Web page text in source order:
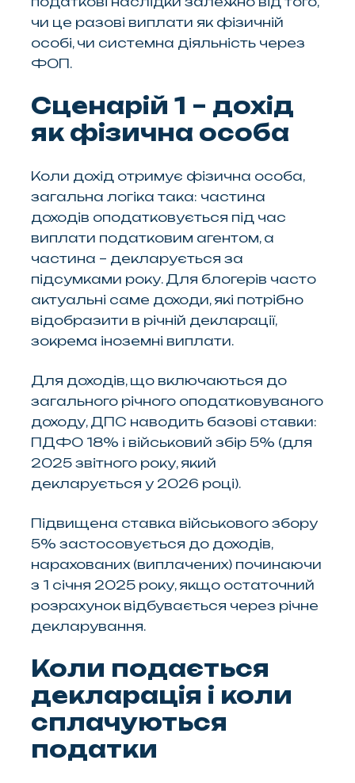
чи це разові виплати як фізичній
особі, чи системна діяльність через
ФОП.
Сценарій 1 – дохід
як фізична особа
Коли дохід отримує фізична особа,
загальна логіка така: частина
доходів оподатковується під час
виплати податковим агентом, а
частина – декларується за
підсумками року. Для блогерів часто
актуальні саме доходи, які потрібно
відобразити в річній декларації,
зокрема іноземні виплати.
Для доходів, що включаються до
загального річного оподатковуваного
доходу, ДПС наводить базові ставки:
ПДФО 18% і військовий збір 5% (для
2025 звітного року, який
декларується у 2026 році).
Підвищена ставка військового збору
5% застосовується до доходів,
нарахованих (виплачених) починаючи
з 1 січня 2025 року, якщо остаточний
розрахунок відбувається через річне
декларування.
Коли подається
декларація і коли
сплачуються
податки